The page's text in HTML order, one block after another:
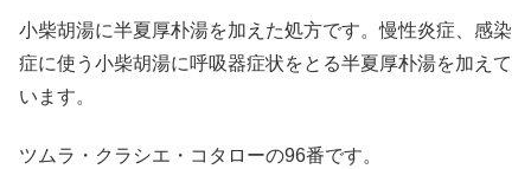
小柴胡湯に半夏厚朴湯を加えた処方です。慢性炎症、感染
症に使う小柴胡湯に呼吸器症状をとる半夏厚朴湯を加えて
います。
ツムラ・クラシエ・コタローの96番です。